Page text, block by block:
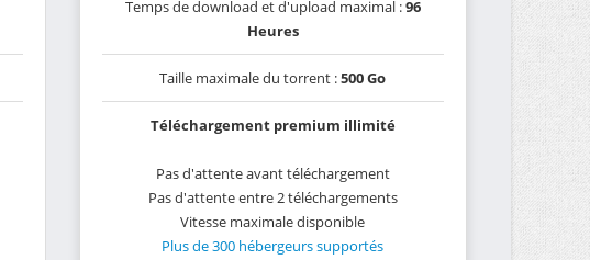
Temps de download et d'upload maximal :96
Heures
Taille maximale du torrent :500 Go
Téléchargement premium illimité
Pas d'attente avant téléchargement
Pas d'attente entre 2 téléchargements
Vitesse maximale disponible
Plus de 300 hébergeurs supportés